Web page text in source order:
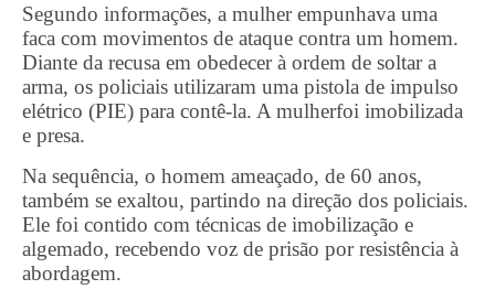
Segundo informações, a mulher empunhava uma
faca com movimentos de ataque contra um homem.
Diante da recusa em obedecer à ordem de soltar a
arma, os policiais utilizaram uma pistola de impulso
elétrico (PIE) para contê-la. A mulherfoi imobilizada
e presa.
Na sequência, o homem ameaçado, de 60 anos,
também se exaltou, partindo na direção dos policiais.
Ele foi contido com técnicas de imobilização e
algemado, recebendo voz de prisão por resistência à
abordagem.